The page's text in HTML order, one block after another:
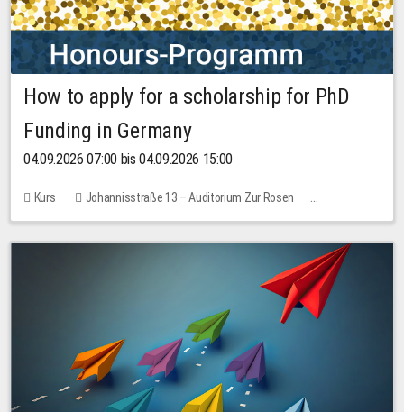
How to apply for a scholarship for PhD
Funding in Germany
04.09.2026 07:00 bis 04.09.2026 15:00
Kurs
Johannisstraße 13 – Auditorium Zur Rosen
Keine freien Plätze